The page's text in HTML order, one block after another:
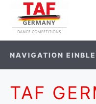
NAVIGATION
TAF